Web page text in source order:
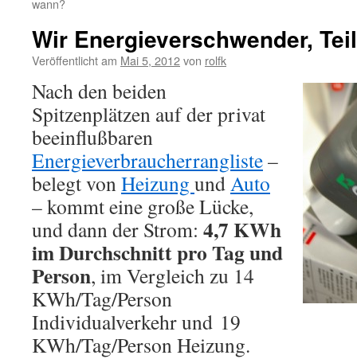
wann?
Wir Energieverschwender,
Veröffentlicht am Mai 5, 2012von rolfk
Nach den beiden
Spitzenplätzen auf der privat
beeinflußbaren
Energieverbraucherrangliste–
belegt vonHeizung undAuto
– kommt eine große Lücke,
und dann der Strom: 4,7 KWh
im Durchschnitt pro Tag und
Person, im Vergleich zu 14
KWh/Tag/Person
Individualverkehr und 19
KWh/Tag/Person Heizung.